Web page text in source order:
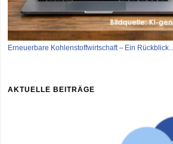
Erneuerbare Kohlenstoffwirtschaft – Ein Rückblick…
AKTUELLE BEITRÄGE